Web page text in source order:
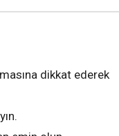
dikkat ederek